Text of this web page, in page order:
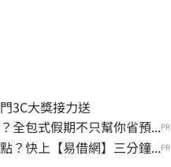
3C大獎接力送
全包式假期不只幫你省預...PR
？快上【易借網】三分鐘...PR